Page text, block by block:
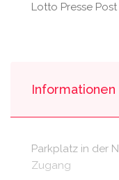
Lotto Presse Post
Informationen
Parkplatz in der
Zugang